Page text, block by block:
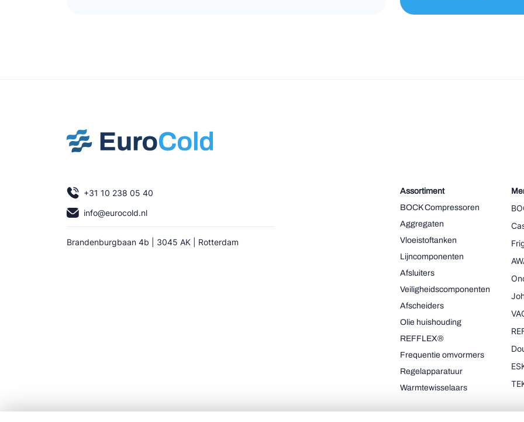
+31 10 238 05 40
info@eurocold.nl
Brandenburgbaan 4b | 3045 AK | Rotterdam
Assortiment
BOCK Compressoren
Aggregaten
Vloeistoftanken
Lijncomponenten
Afsluiters
Veiligheidscomponenten
Afscheiders
Olie huishouding
REFFLEX®
Frequentie omvormers
Regelapparatuur
Warmtewisselaars